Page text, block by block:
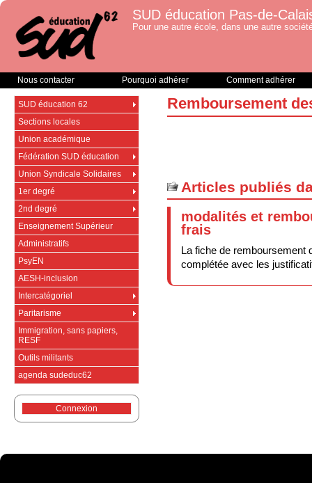
SUD éducation Pas-de-
Pour une autre école, dans une autre
Nous contacter Pourquoi adhérer Comment adhérer
Remboursement
Articles publiés
modalités et
frais
La fiche de remboursement
complétée avec les
SUD éducation 62
Sections locales
Union académique
Fédération SUD éducation
Union Syndicale Solidaires
1er degré
2nd degré
Enseignement Supérieur
Administratifs
PsyEN
AESH-inclusion
Intercatégoriel
Paritarisme
Immigration, sans papiers,
RESF
Outils militants
agenda sudeduc62
Connexion